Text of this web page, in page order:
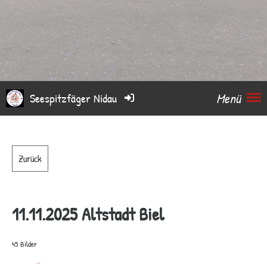
Menü
Seespitzfäger Nidau
Zurück
11.11.2025 Altstadt Biel
45 Bilder